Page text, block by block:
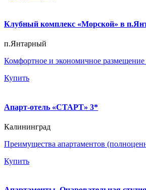
Клубный комплекс «Морской» в
п.Янтарный
Комфортное и экономичное
Купить
Апарт-отель «СТАРТ» 3*
Калининград
Преимущества апартаментов
Купить